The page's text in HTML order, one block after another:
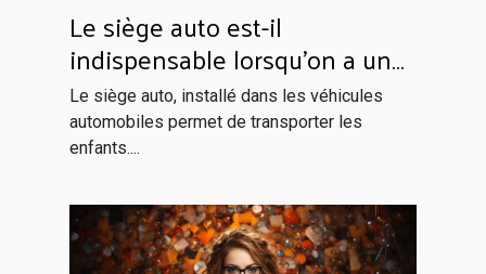
Le siège auto est-il
indispensable lorsqu’on a un
enfant à bord ?
Le siège auto, installé dans les véhicules
automobiles permet de transporter les
enfants....